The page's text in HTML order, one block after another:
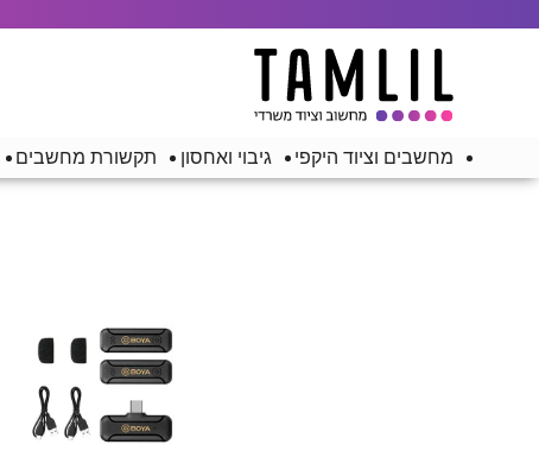
מחשבים וציוד היקפי גיבוי ואחסון תקשורת מחשבים